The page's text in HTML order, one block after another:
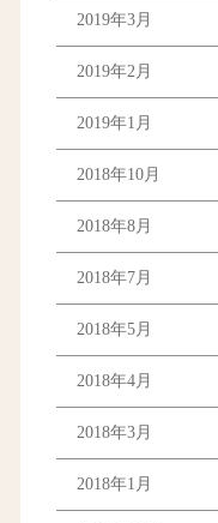
2019年3月
2019年2月
2019年1月
2018年10月
2018年8月
2018年7月
2018年5月
2018年4月
2018年3月
2018年1月